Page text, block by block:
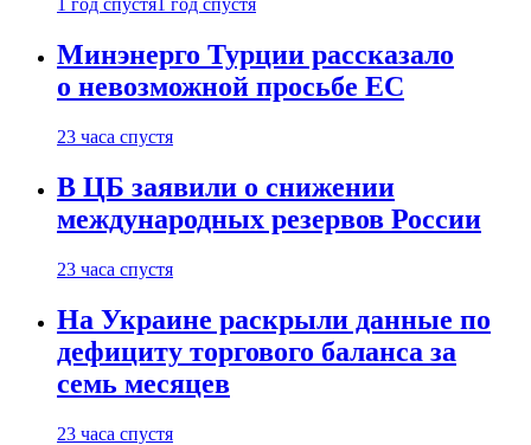
1 год спустя 1 год спустя
Минэнерго Турции рассказало
о невозможной просьбе ЕС
23 часа спустя
В ЦБ заявили о снижении
международных резервов России
23 часа спустя
На Украине раскрыли данные по
дефициту торгового баланса за
семь месяцев
23 часа спустя